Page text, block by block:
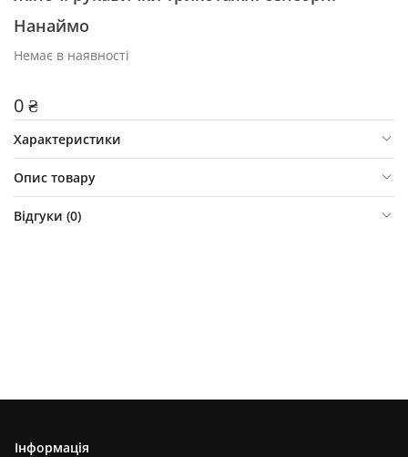
Нанаймо
Немає в наявності
0 ₴
Характеристики
Опис товару
Відгуки (0)
Інформація